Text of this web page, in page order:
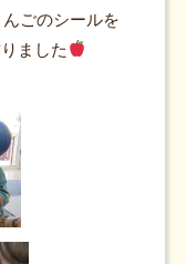
ごのシールを
ました